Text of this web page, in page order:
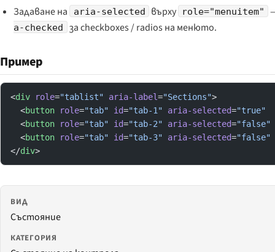
Задаване на
aria-selected върху role="menuitem"
a-checked за checkboxes / radios на менюто.
Пример
<div role="tablist" aria-label="Sections">
  <
button role="tab" id="tab-1" aria-selected="true"
  <
button role="tab" id="tab-2" aria-selected="false"
  <
button role="tab" id="tab-3" aria-selected="false"
</div>
ВИД
Състояние
КАТЕГОРИЯ